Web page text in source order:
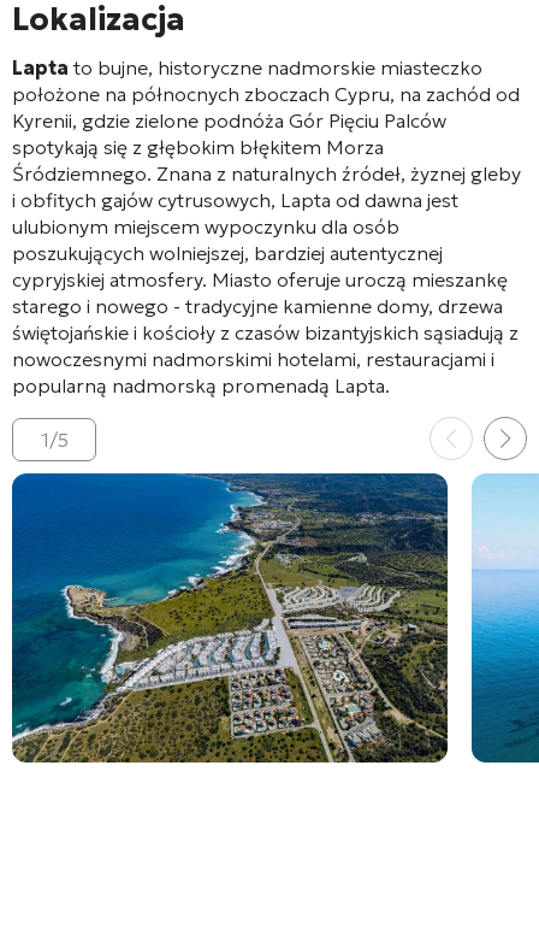
Lokalizacja
Lapta to bujne, historyczne nadmorskie miasteczko
położone na północnych zboczach Cypru, na zachód od
Kyrenii, gdzie zielone podnóża Gór Pięciu Palców
spotykają się z głębokim błękitem Morza
Śródziemnego. Znana z naturalnych źródeł, żyznej gleby
i obfitych gajów cytrusowych, Lapta od dawna jest
ulubionym miejscem wypoczynku dla osób
poszukujących wolniejszej, bardziej autentycznej
cypryjskiej atmosfery. Miasto oferuje uroczą mieszankę
starego i nowego - tradycyjne kamienne domy, drzewa
świętojańskie i kościoły z czasów bizantyjskich sąsiadują z
nowoczesnymi nadmorskimi hotelami, restauracjami i
popularną nadmorską promenadą Lapta.
1/5